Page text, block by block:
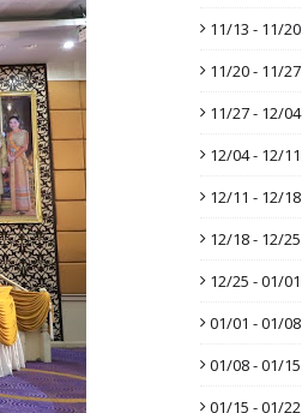
11/13 - 11/20
11/20 - 11/27
11/27 - 12/04
12/04 - 12/11
12/11 - 12/18
12/18 - 12/25
12/25 - 01/01
01/01 - 01/08
01/08 - 01/15
01/15 - 01/22